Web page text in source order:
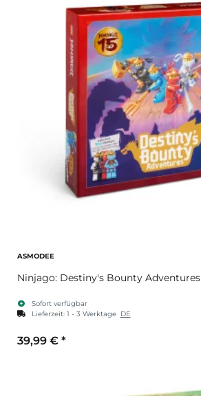
ASMODEE
Ninjago: Destiny's Bounty Adventures
Sofort verfügbar
Lieferzeit: 1 - 3 Werktage DE
39,99 € *